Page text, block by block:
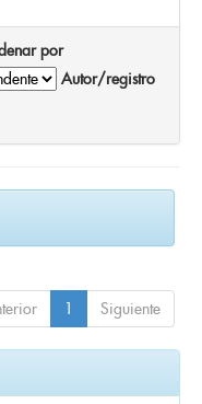
por
Autor/registro
1 Siguiente